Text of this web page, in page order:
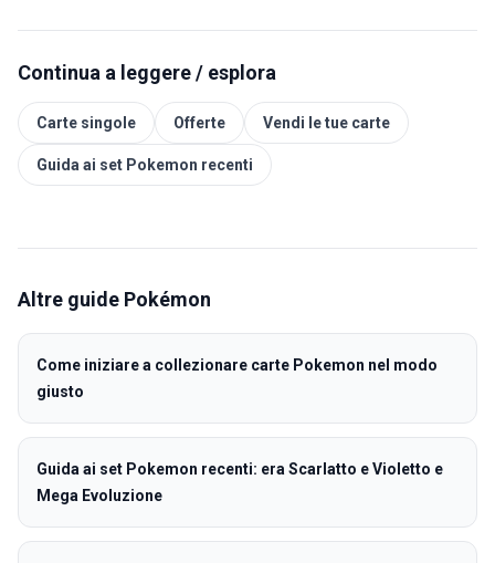
Continua a leggere / esplora
Carte singole Offerte Vendi le tue carte
Guida ai set Pokemon recenti
Altre guide Pokémon
Come iniziare a collezionare carte Pokemon nel modo
giusto
Guida ai set Pokemon recenti: era Scarlatto e Violetto e
Mega Evoluzione